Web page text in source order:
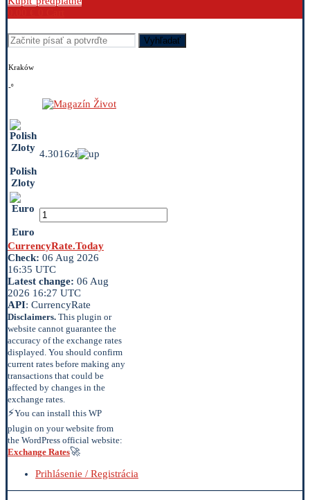
Vyhľadať
Kraków
-º
Polish
Zloty
4.3016zł
Euro
CurrencyRate.Today
Check: 06 Aug 2026
16:35 UTC
Latest change: 06 Aug
2026 16:27 UTC
API: CurrencyRate
Disclaimers. This plugin or
website cannot guarantee the
accuracy of the exchange rates
displayed. You should confirm
current rates before making any
transactions that could be
affected by changes in the
exchange rates.
⚡You can install this WP
plugin on your website from
the WordPress official website:
Exchange Rates🚀
Prihlásenie / Registrácia